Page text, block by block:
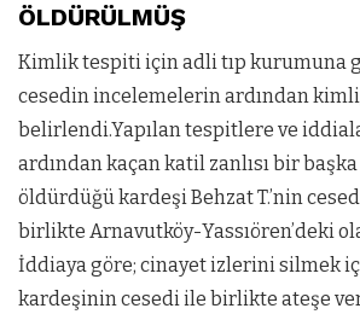
ÖLDÜRÜLMÜŞ
Kimlik tespiti için adli tıp kurumuna
cesedin incelemelerin ardından
belirlendi.Yapılan tespitlere ve
ardından kaçan katil zanlısı bir
öldürdüğü kardeşi Behzat T.’nin
birlikte Arnavutköy-Yassıören’deki
İddiaya göre; cinayet izlerini silmek
kardeşinin cesedi ile birlikte ateşe